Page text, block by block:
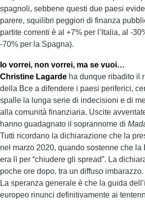
spagnoli, sebbene questi due paesi
parere, squilibri peggiori di finanza
partite correnti è al +7% per l’Italia, al -
-70% per la Spagna).
Io vorrei, non vorrei, ma se vuoi…
Christine Lagarde ha dunque ribadito il
della Bce a difendere i paesi periferici,
spalle la lunga serie di indecisioni e di
alla comunità finanziaria. Uscite
hanno guadagnato il soprannome di
Tutti ricordano la dichiarazione che la
nel marzo 2020, quando sostenne che la
era lì per “chiudere gli spread”. La
poche ore dopo, tra un diffuso imbarazzo.
La speranza generale è che la guida
europeo rinunci definitivamente ai